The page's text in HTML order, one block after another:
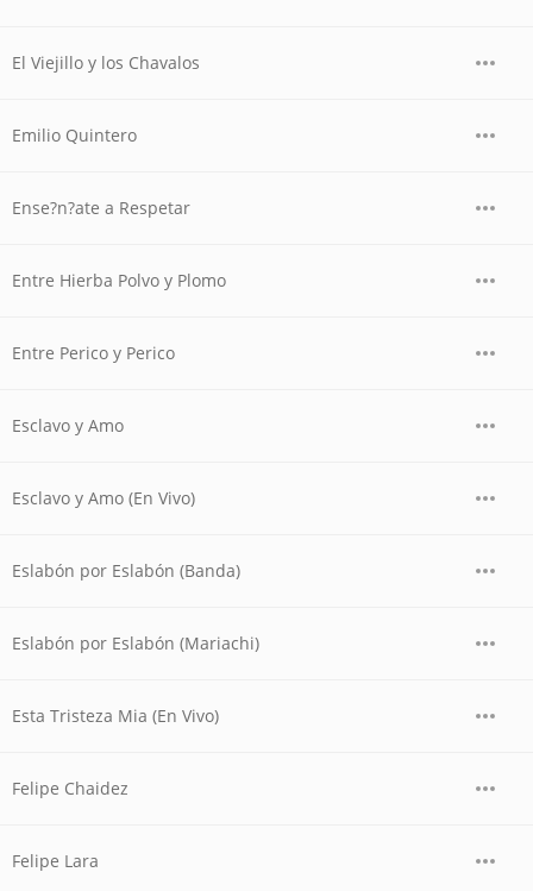
El Viejillo y los Chavalos
Emilio Quintero
Ense?n?ate a Respetar
Entre Hierba Polvo y Plomo
Entre Perico y Perico
Esclavo y Amo
Esclavo y Amo (En Vivo)
Eslabón por Eslabón (Banda)
Eslabón por Eslabón (Mariachi)
Esta Tristeza Mia (En Vivo)
Felipe Chaidez
Felipe Lara